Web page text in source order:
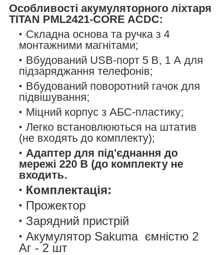
Особливості акумуляторного ліхтаря
TITAN PML2421-CORE ACDC:
Складна основа та ручка з 4
монтажними магнітами;
Вбудований USB-порт 5 В, 1 А для
підзаряджання телефонів;
Вбудований поворотний гачок для
підвішування;
Міцний корпус з АБС-пластику;
Легко встановлюються на штатив
(не входять до комплекту);
Адаптер для під'єднання до
мережі 220 В (до комплекту не
входить.
Комплектація:
Прожектор
Зарядний пристрій
Акумулятор Sakuma ємністю 2
Аг - 2 шт